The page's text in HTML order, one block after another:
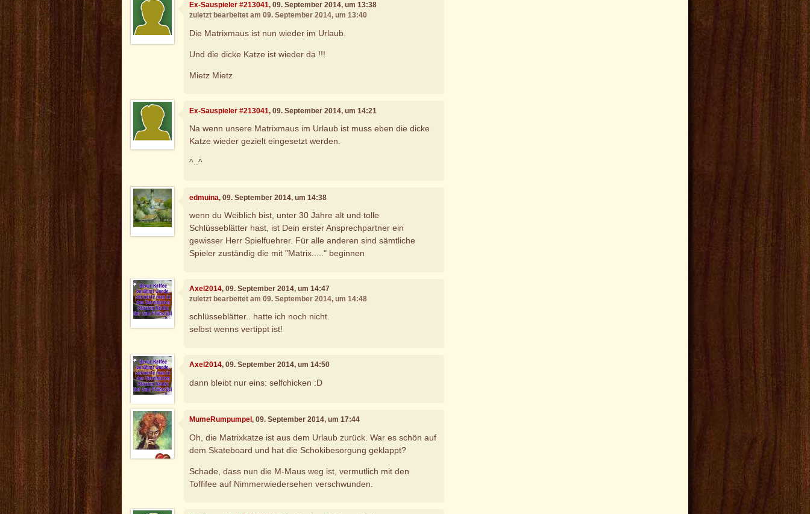
Ex-Sauspieler #213041, 09. September 2014, um 13:38
zuletzt bearbeitet am 09. September 2014, um 13:40
Die Matrixmaus ist nun wieder im Urlaub.
Und die dicke Katze ist wieder da !!!
Mietz Mietz
Ex-Sauspieler #213041, 09. September 2014, um 14:21
Na wenn unsere Matrixmaus im Urlaub ist muss eben die dicke
Katze wieder gezielt eingesetzt werden.
^..^
edmuina, 09. September 2014, um 14:38
wenn du Weiblich bist, unter 30 Jahre alt und tolle
Schlüsseblätter hast, ist Dein erster Ansprechpartner ein
gewisser Herr Spielfuehrer. Für alle anderen sind sämtliche
Spieler zuständig die mit "Matrix....." beginnen
Axel2014, 09. September 2014, um 14:47
zuletzt bearbeitet am 09. September 2014, um 14:48
schlüsseblätter.. hatte ich noch nicht.
selbst wenns vertippt ist!
Axel2014, 09. September 2014, um 14:50
dann bleibt nur eins: selfchicken :D
MumeRumpumpel, 09. September 2014, um 17:44
Oh, die Matrixkatze ist aus dem Urlaub zurück. War es schön auf
dem Skateboard und hat die Schokibesorgung geklappt?
Schade, dass nun die M-Maus weg ist, vermutlich mit den
Toffifee auf Nimmerwiedersehen verschwunden.